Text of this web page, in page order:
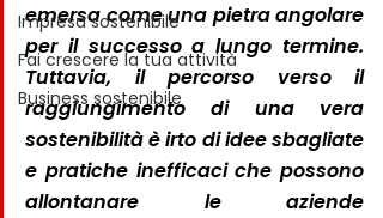
Impresa sostenibile
Fai crescere la tua attività
Business sostenibile
emersa come una pietra angolare
per il successo a lungo termine.
Tuttavia, il percorso verso il
raggiungimento di una vera
sostenibilità è irto di idee sbagliate
e pratiche inefficaci che possono
allontanare le aziende